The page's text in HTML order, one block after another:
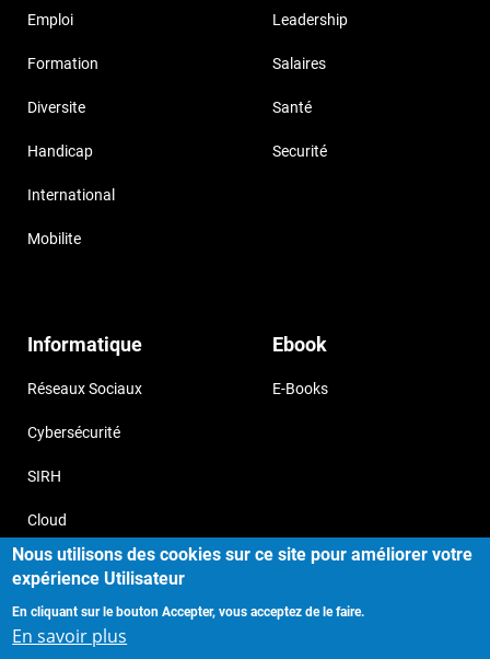
Emploi
Formation
Diversite
Handicap
International
Mobilite
Leadership
Salaires
Santé
Securité
Informatique
Réseaux Sociaux
Cybersécurité
SIRH
Cloud
Ebook
E-Books
Copyright © 2017, Storizborn , all
Nous utilisons des cookies sur ce site pour améliorer votre
expérience Utilisateur
En cliquant sur le bouton Accepter, vous acceptez de le faire.
En savoir plus